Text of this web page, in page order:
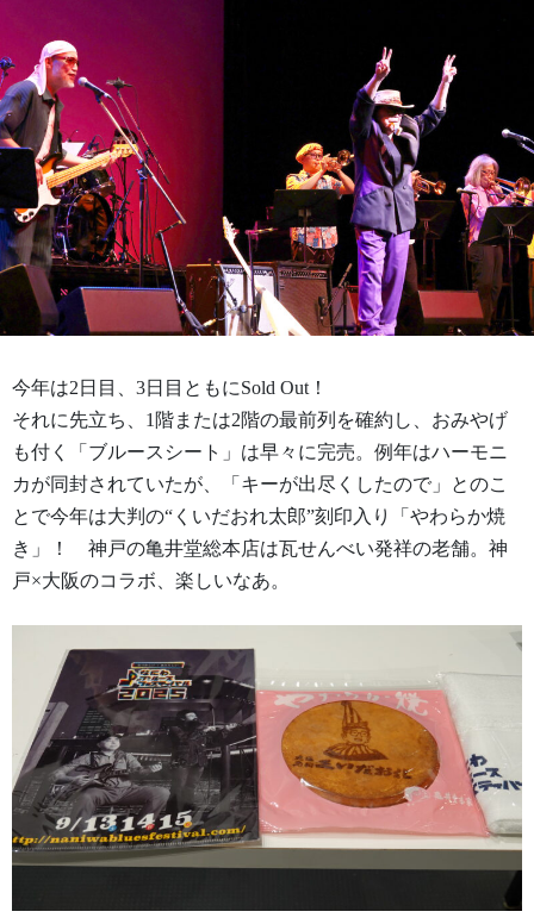
今年は2日目、3日目ともにSold Out！
それに先立ち、1階または2階の最前列を確約し、おみやげ
も付く「ブルースシート」は早々に完売。例年はハーモニ
カが同封されていたが、「キーが出尽くしたので」とのこ
とで今年は大判の“くいだおれ太郎”刻印入り「やわらか焼
き」！ 神戸の亀井堂総本店は瓦せんべい発祥の老舗。神
戸×大阪のコラボ、楽しいなあ。